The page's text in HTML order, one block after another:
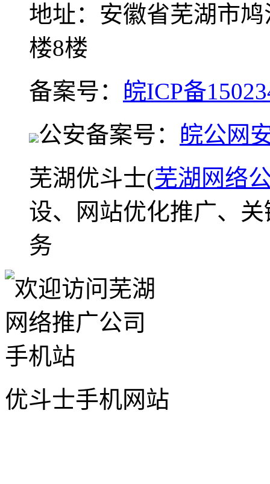
地址：安徽省芜湖市
楼8楼
备案号： 皖ICP备
公安备案号： 皖公网
芜湖优斗士(芜湖网络
设、网站优化推广、
务
优斗士手机网站